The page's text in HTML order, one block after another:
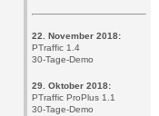
22. November 2018:
PTraffic 1.4
30-Tage-Demo
29. Oktober 2018:
PTraffic ProPlus 1.1
30-Tage-Demo